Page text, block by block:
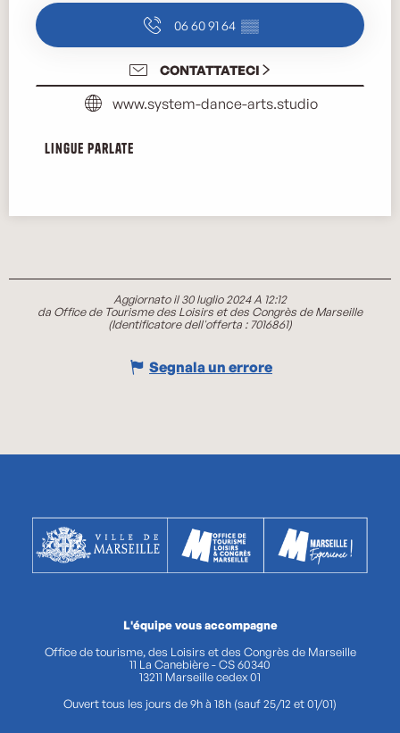
06 60 91 64 ▒▒
CONTATTATECI
www.system-dance-arts.studio
Lingue parlate
Lingue parlate
Aggiornato il 30 luglio 2024 A 12:12
da Office de Tourisme des Loisirs et des Congrès de Marseille
(Identificatore dell'offerta :7016861)
Segnala un errore
L'équipe vous accompagne
Office de tourisme, des Loisirs et des Congrès de Marseille
11 La Canebière - CS 60340
13211 Marseille cedex 01
Ouvert tous les jours de 9h à 18h (sauf 25/12 et 01/01)